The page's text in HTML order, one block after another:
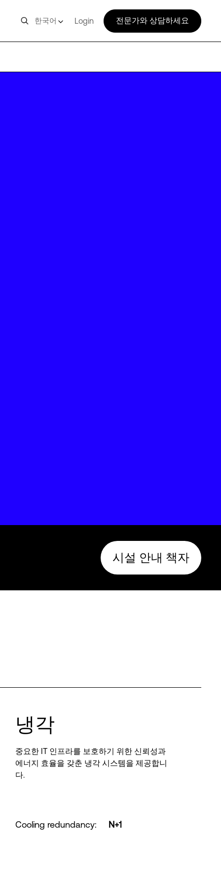
한국어 Login 전문가와 상담하세요
SUM02
시설 안내 책자
냉각
중요한 IT 인프라를 보호하기 위한 신뢰성과
에너지 효율을 갖춘 냉각 시스템을 제공합니
다.
Cooling redundancy: N+1